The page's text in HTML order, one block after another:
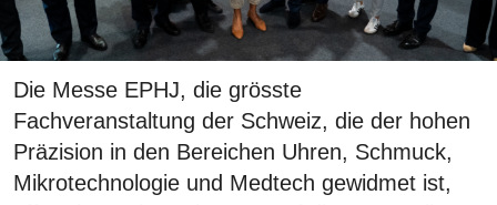
Die Messe EPHJ, die grösste
Fachveranstaltung der Schweiz, die der hohen
Präzision in den Bereichen Uhren, Schmuck,
Mikrotechnologie und Medtech gewidmet ist,